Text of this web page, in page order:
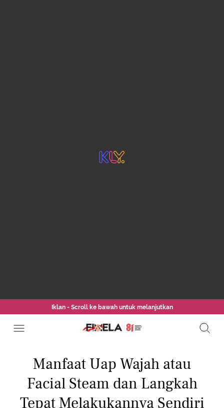
Iklan - Scroll ke bawah untuk melanjutkan
Manfaat Uap Wajah atau
Facial Steam dan Langkah
Tepat Melakukannya Sendiri